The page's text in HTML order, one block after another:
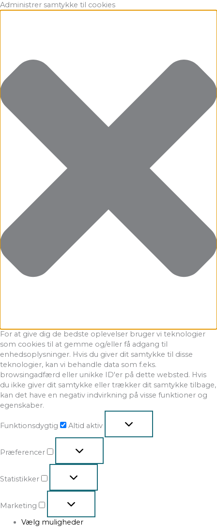
Administrer samtykke til cookies
For at give dig de bedste oplevelser bruger vi teknologier
som cookies til at gemme og/eller få adgang til
enhedsoplysninger. Hvis du giver dit samtykke til disse
teknologier, kan vi behandle data som f.eks.
browsingadfærd eller unikke ID'er på dette websted. Hvis
du ikke giver dit samtykke eller trækker dit samtykke tilbage,
kan det have en negativ indvirkning på visse funktioner og
egenskaber.
Funktionsdygtig
Funktionsdygtig
Altid aktiv
Præferencer
Præferencer
Statistikker
Statistikker
Marketing
Marketing
Vælg muligheder
Gå
til